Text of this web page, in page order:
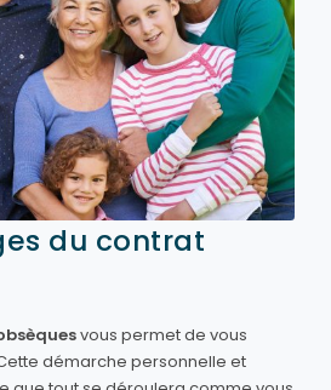
du contrat
vous permet de vous
démarche personnelle et